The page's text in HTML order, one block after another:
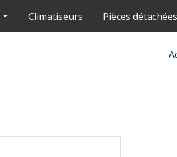
Climatiseurs Pièces détachées